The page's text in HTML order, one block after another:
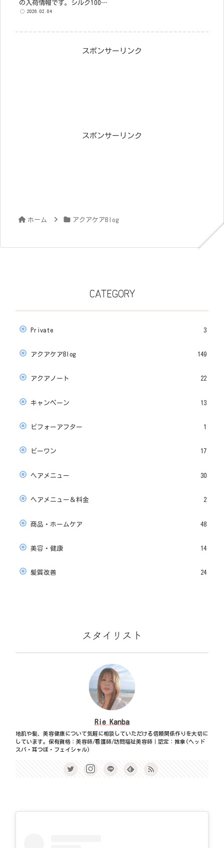
の入荷情報です。シルク100%
ナイトキャップ（3,300円）は
単スタイリング。日本製で頭
2026.02.04
スポンサーリンク
スポンサーリンク
ホーム アクアケアBlog
CATEGORY
Private 3
アクアケアBlog 149
アクアノート 22
キャンペーン 13
ビフォーアフター 1
ビーワン 17
ヘアメニュー 30
ヘアメニュー＆料金 2
商品・ホームケア 48
美容・健康 14
髪質改善 24
スタイリスト
Rie Kanba
地肌や髪、美容健康について気軽に相談していただける信頼関係作りを大切に
しています。保有資格：美容師/看護師/訪問福祉美容師｜認定：推拿(ヘッド
スパ・耳つぼ・フェイシャル)